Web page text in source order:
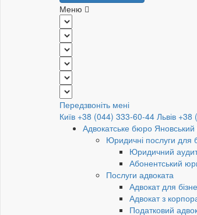
Меню
Передзвоніть мені
Київ +38 (044) 333-60-44 Львів
Адвокатське бюро Яновський
Юридичні послуги для
Юридичний
Абонентський
Послуги адвоката
Адвокат для
Адвокат з
Податковий